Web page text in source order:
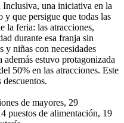
Inclusiva, una iniciativa en la
que persigue que todas las
la feria: las atracciones,
durante esa franja sin
y niñas con necesidades
estuvo protagonizada
50% en las atracciones. Este
de mayores, 29
puestos de alimentación, 19